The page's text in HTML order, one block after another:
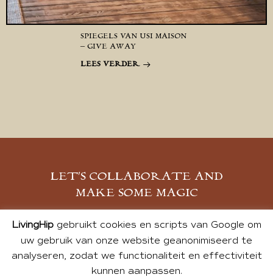
SPIEGELS VAN USI MAISON
– GIVE AWAY
LEES VERDER
LET’S COLLABORATE AND
MAKE SOME MAGIC
MELD JE AAN
LivingHipgebruikt cookies en scripts van Google om
uw gebruik van onze website geanonimiseerd te
analyseren, zodat we functionaliteit en effectiviteit
kunnen aanpassen.